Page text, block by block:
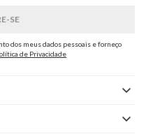
dos meus dados pessoais e forneço
de Privacidade